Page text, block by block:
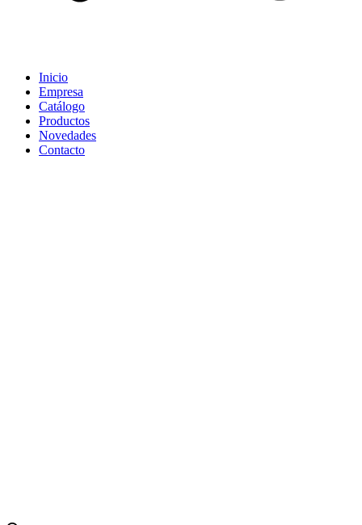
Inicio
Empresa
Catálogo
Productos
Novedades
Contacto